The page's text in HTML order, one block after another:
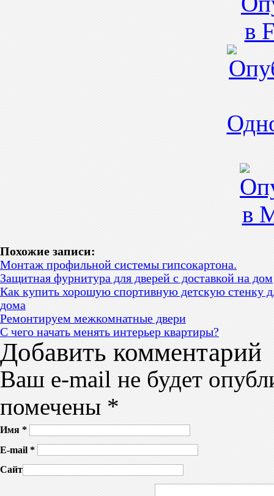
Похожие записи:
Монтаж профильной системы гипсокартона.
Защитная фурнитура для дверей с доставкой на дом
Как купить хорошую спортивную детскую стенку
дома
Ремонтируем межкомнатные двери
С чего начать менять интерьер квартиры?
Добавить комментарий
Ваш e-mail не будет
помечены *
Имя *
E-mail *
Сайт